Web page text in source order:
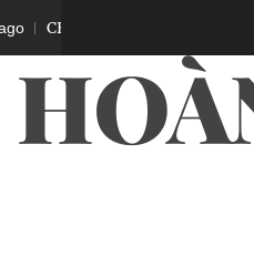
NGUYỄN PHÚC ÁNH – VUA